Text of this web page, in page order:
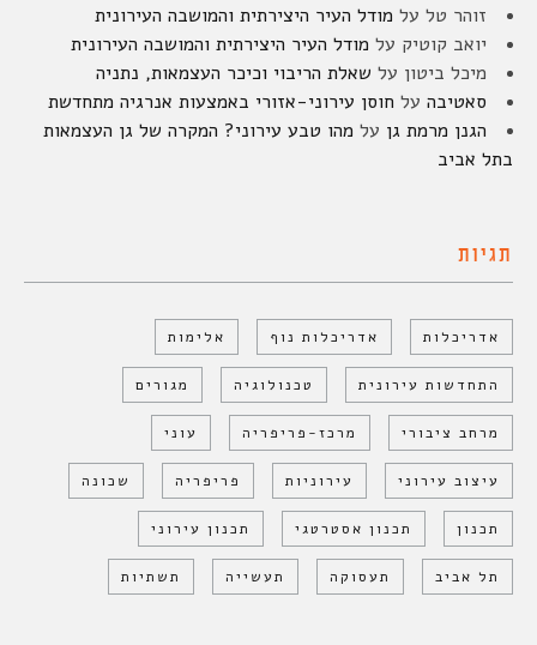
זוהר טל על מודל העיר היצירתית והמושבה העירונית
יואב קוטיק על מודל העיר היצירתית והמושבה העירונית
מיכל ביטון על שאלת הריבוי וכיכר העצמאות, נתניה
סאטיבה על חוסן עירוני-אזורי באמצעות אנרגיה מתחדשת
הגנן מרמת גן על מהו טבע עירוני? המקרה של גן העצמאות
בתל אביב
תגיות
אדריכלות אדריכלות נוף אלימות
התחדשות עירונית טכנולוגיה מגורים
מרחב ציבורי מרכז-פריפריה עוני
עיצוב עירוני עירוניות פריפריה שכונה
תכנון תכנון אסטרטגי תכנון עירוני
תל אביב תעסוקה תעשייה תשתיות